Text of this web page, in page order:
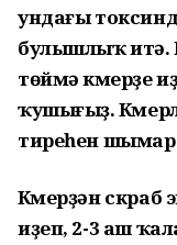
ундағы
булышлыҡ итә.
төймә күмерҙе
ҡушығыҙ.
тиреһен
Күмерҙән скраб
иҙеп, 2-3 аш